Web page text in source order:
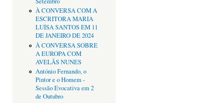
À CONVERSA COM A
ESCRITORA MARIA
LUÍSA SANTOS EM 11
DE JANEIRO DE 2024
À CONVERSA SOBRE
A EUROPA COM
AVELÃS NUNES
António Fernando, o
Pintor e o Homem -
Sessão Evocativa em 2
de Outubro